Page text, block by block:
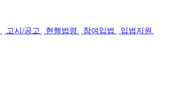
고시/공고 현행법령 참여입법
입법지원